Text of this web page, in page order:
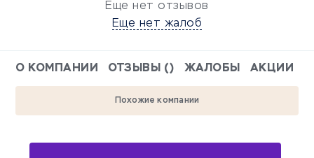
Еще нет отзывов
Еще нет жалоб
О КОМПАНИИ ОТЗЫВЫ () ЖАЛОБЫ АКЦИИ
Похожие компании